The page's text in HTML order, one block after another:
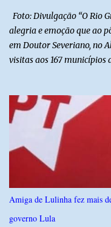
Foto: Divulgação “O Rio
alegria e emoção que ao
em Doutor Severiano, no
visitas aos 167 municípios
Governador Allyson
após visitar todas as
aos maiores centros do
março pelo município de
concluída nesta quarta-
a última visita. Os
Instagram
de perto as
mas também ouviu os
Amiga de Lulinha fez mais
governo Lula